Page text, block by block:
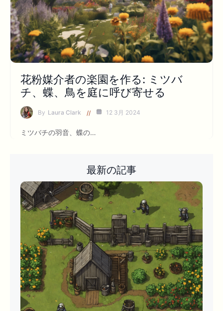
花粉媒介者の楽園を作る: ミツバ
チ、蝶、鳥を庭に呼び寄せる
By Laura Clark 12 3月 2024
ミツバチの羽音、蝶の…
最新の記事